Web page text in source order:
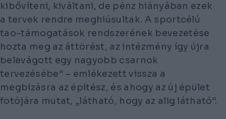
kibővíteni, kiváltani, de pénz hiányában ezek
a tervek rendre meghiúsultak. A sportcélú
tao-támogatások rendszerének bevezetése
hozta meg az áttörést, az intézmény így újra
belevágott egy nagyobb csarnok
tervezésébe” – emlékezett vissza a
megbízásra az építész, és ahogy az új épület
fotójára mutat, „látható, hogy az alig látható”.